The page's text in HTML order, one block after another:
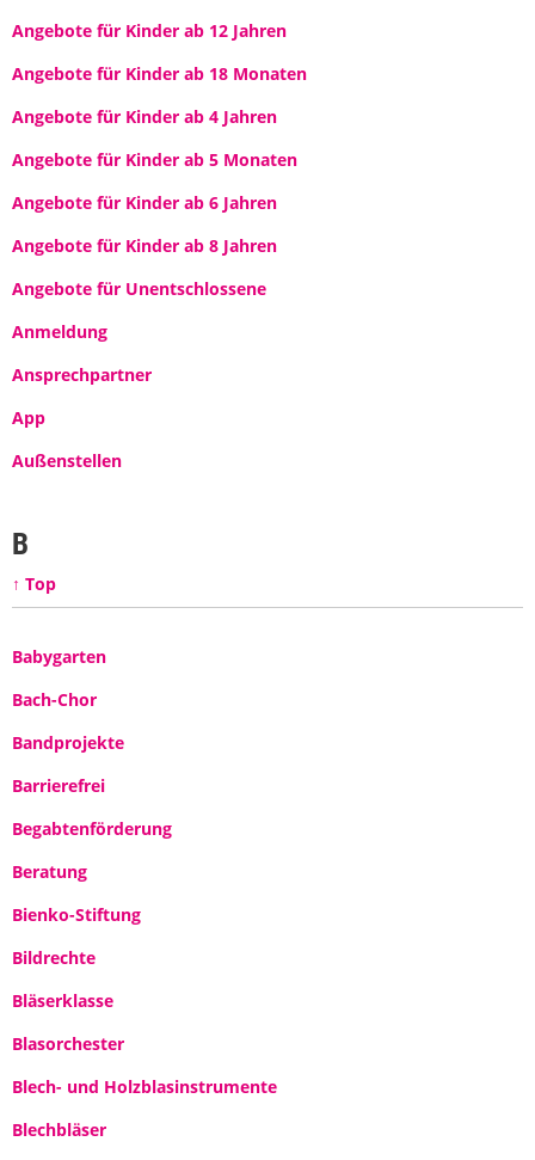
Angebote für Kinder ab 12 Jahren
Angebote für Kinder ab 18 Monaten
Angebote für Kinder ab 4 Jahren
Angebote für Kinder ab 5 Monaten
Angebote für Kinder ab 6 Jahren
Angebote für Kinder ab 8 Jahren
Angebote für Unentschlossene
Anmeldung
Ansprechpartner
App
Außenstellen
B
↑ Top
Babygarten
Bach-Chor
Bandprojekte
Barrierefrei
Begabtenförderung
Beratung
Bienko-Stiftung
Bildrechte
Bläserklasse
Blasorchester
Blech- und Holzblasinstrumente
Blechbläser